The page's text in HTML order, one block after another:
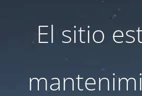
El sitio